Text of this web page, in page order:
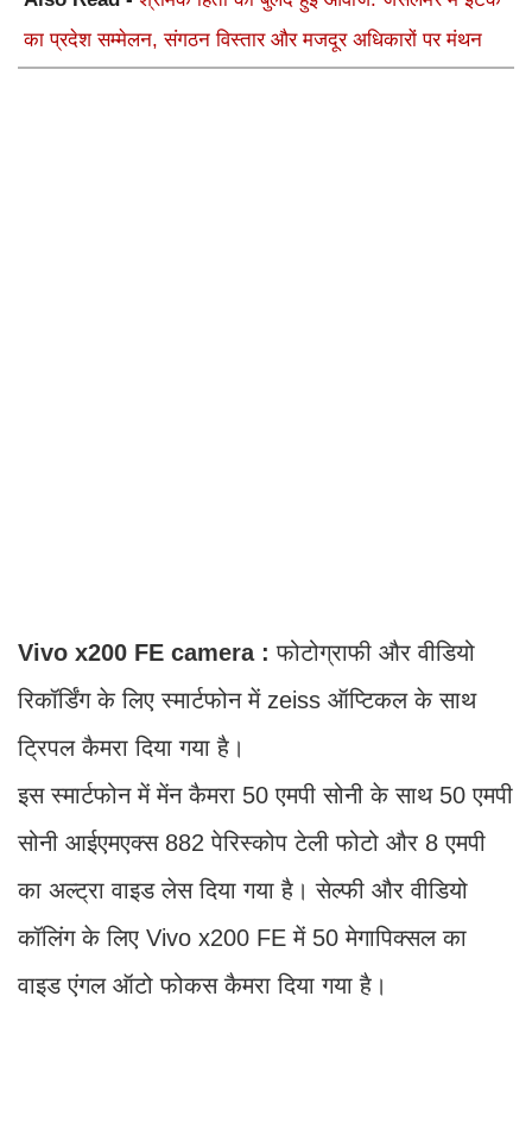
का प्रदेश सम्मेलन, संगठन विस्तार और मजदूर अधिकारों पर मंथन
Vivo x200 FE camera :फोटोग्राफी और वीडियो
रिकॉर्डिंग के लिए स्मार्टफोन में zeiss ऑप्टिकल के साथ
ट्रिपल कैमरा दिया गया है।
इस स्मार्टफोन में मेंन कैमरा 50 एमपी सोनी के साथ 50 एमपी
सोनी आईएमएक्स 882 पेरिस्कोप टेली फोटो और 8 एमपी
का अल्ट्रा वाइड लेस दिया गया है। सेल्फी और वीडियो
कॉलिंग के लिए Vivo x200 FE में 50 मेगापिक्सल का
वाइड एंगल ऑटो फोकस कैमरा दिया गया है।